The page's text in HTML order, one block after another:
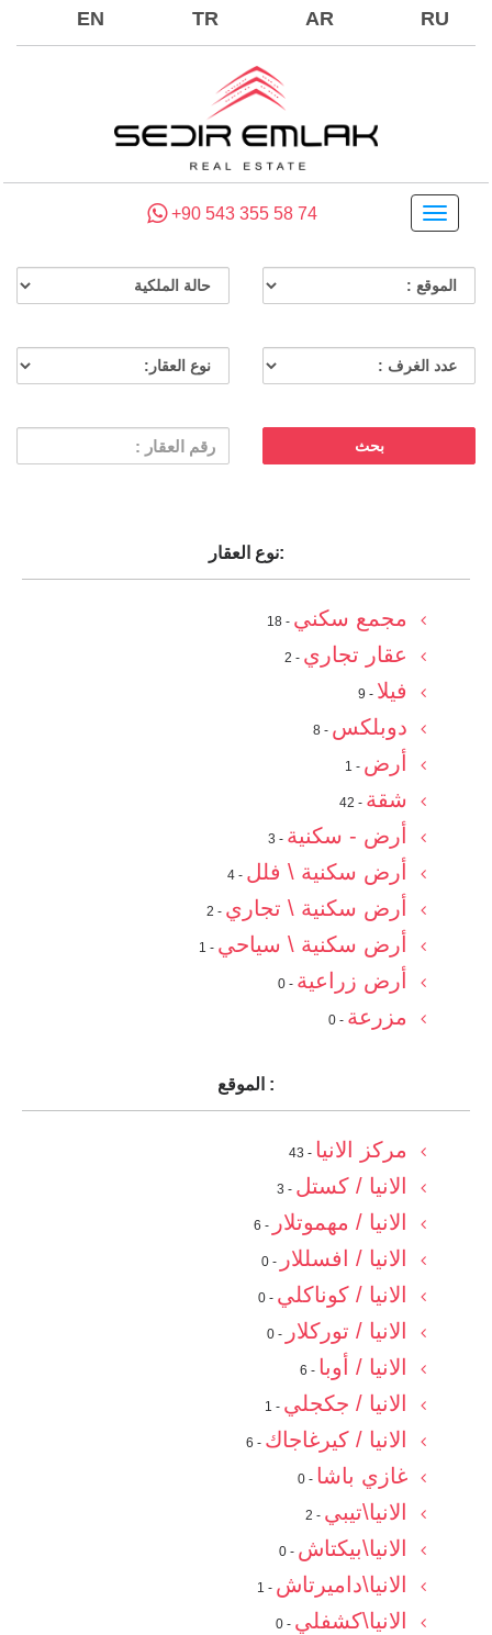
EN TR AR RU
Toggle
+90 543 355 58 74
نوع العقار:
مجمع سكني - 18
عقار تجاري - 2
فيلا - 9
دوبلكس - 8
أرض - 1
شقة - 42
أرض - سكنية - 3
أرض سكنية \ فلل - 4
أرض سكنية \ تجاري - 2
أرض سكنية \ سياحي - 1
أرض زراعية - 0
مزرعة - 0
الموقع :
مركز الانيا - 43
الانيا / كستل - 3
الانيا / مهموتلار - 6
الانيا / افسللار - 0
الانيا / كوناكلي - 0
الانيا / توركلار - 0
الانيا / أوبا - 6
الانيا / جكجلي - 1
الانيا / كيرغاجاك - 6
غازي باشا - 0
الانيا\تيبي - 2
الانيا\بيكتاش - 0
الانيا\داميرتاش - 1
الانيا\كشفلي - 0